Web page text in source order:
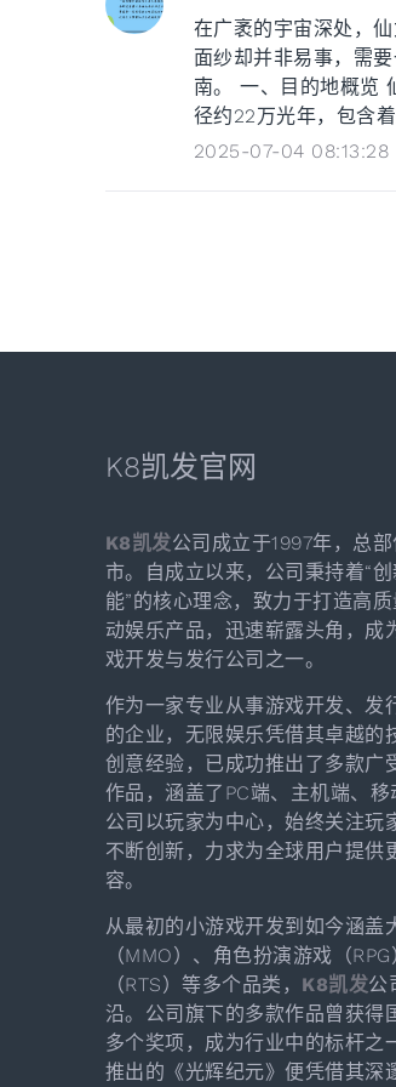
在广袤的宇宙深处，
面纱却并非易事，需
南。 一、目的地概览
径约22万光年，包含
2025-07-04 08:13:28
K8凯发官网
K8凯发公司成立于1997年，总
市。自成立以来，公司秉持着“
能”的核心理念，致力于打造高
动娱乐产品，迅速崭露头角，成
戏开发与发行公司之一。
作为一家专业从事游戏开发、发
的企业，无限娱乐凭借其卓越的
创意经验，已成功推出了多款广
作品，涵盖了PC端、主机端、移
公司以玩家为中心，始终关注玩
不断创新，力求为全球用户提供
容。
从最初的小游戏开发到如今涵盖
（MMO）、角色扮演游戏（
（RTS）等多个品类， K8凯发公
沿。公司旗下的多款作品曾获得
多个奖项，成为行业中的标杆之
推出的《光辉纪元》便凭借其深